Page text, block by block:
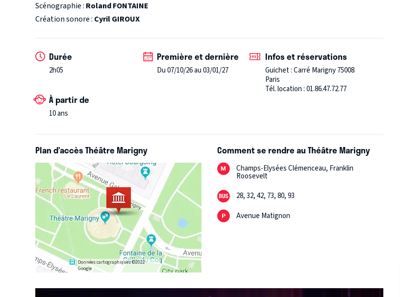
Scénographie : Roland FONTAINE
Création sonore : Cyril GIROUX
Durée
2h05
Première et dernière
Du 07/10/26 au 03/01/27
Infos et réservations
Guichet : Carré Marigny 75008
Paris
Tél. location : 01.86.47.72.77
À partir de
10 ans
Plan d’accès Théâtre Marigny
Données cartographiques ©2022
Google
Comment se rendre au Théâtre Marigny
Champs-Elysées Clémenceau, Franklin
Roosevelt
28, 32, 42, 73, 80, 93
Avenue Matignon